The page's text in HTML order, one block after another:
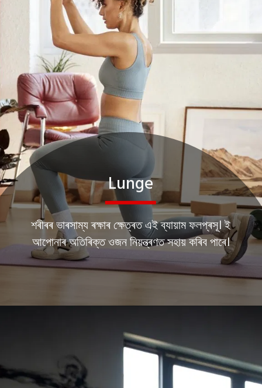
শৰীৰৰ ভাৰসাম্য ৰক্ষাৰ ক্ষেত্ৰত এই ব্যায়াম ফলপ্ৰসূ। ই
আপোনাৰ অতিৰিক্ত ওজন নিয়ন্ত্ৰণত সহায় কৰিব পাৰে।
Lunge